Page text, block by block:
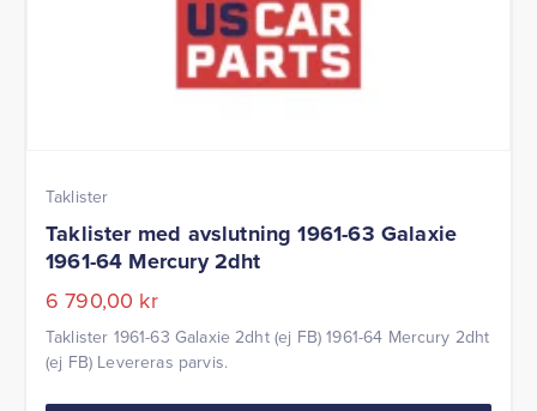
Taklister
Taklister med avslutning 1961-63 Galaxie
1961-64 Mercury 2dht
6 790,00 kr
Taklister 1961-63 Galaxie 2dht (ej FB) 1961-64 Mercury 2dht
(ej FB) Levereras parvis.